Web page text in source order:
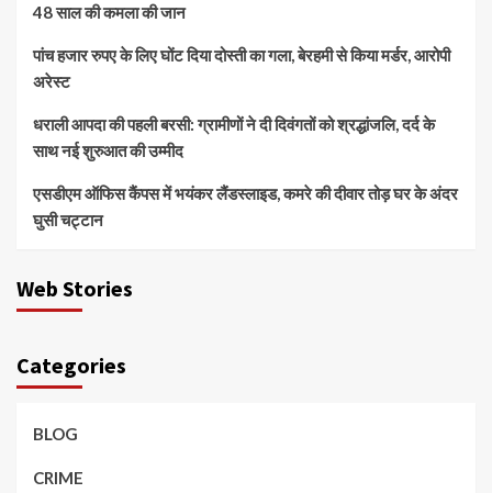
48 साल की कमला की जान
पांच हजार रुपए के लिए घोंट दिया दोस्ती का गला, बेरहमी से किया मर्डर, आरोपी
अरेस्ट
धराली आपदा की पहली बरसी: ग्रामीणों ने दी दिवंगतों को श्रद्धांजलि, दर्द के
साथ नई शुरुआत की उम्मीद
एसडीएम ऑफिस कैंपस में भयंकर लैंडस्लाइड, कमरे की दीवार तोड़ घर के अंदर
घुसी चट्टान
Web Stories
Categories
BLOG
CRIME